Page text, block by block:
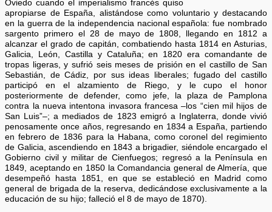
Oviedo cuando el imperialismo francés quiso
apropiarse de España, alistándose como voluntario y destacando
en la guerra de la independencia nacional española: fue nombrado
sargento primero el 28 de mayo de 1808, llegando en 1812 a
alcanzar el grado de capitán, combatiendo hasta 1814 en Asturias,
Galicia, León, Castilla y Cataluña; en 1820 era comandante de
tropas ligeras, y sufrió seis meses de prisión en el castillo de San
Sebastián, de Cádiz, por sus ideas liberales; fugado del castillo
participó en el alzamiento de Riego, y le cupo el honor
posteriormente de defender, como jefe, la plaza de Pamplona
contra la nueva intentona invasora francesa –los “cien mil hijos de
San Luis”–; a mediados de 1823 emigró a Inglaterra, donde vivió
penosamente once años, regresando en 1834 a España, partiendo
en febrero de 1836 para la Habana, como coronel del regimiento
de Galicia, ascendiendo en 1843 a brigadier, siéndole encargado el
Gobierno civil y militar de Cienfuegos; regresó a la Península en
1849, aceptando en 1850 la Comandancia general de Almería, que
desempeñó hasta 1851, en que se estableció en Madrid como
general de brigada de la reserva, dedicándose exclusivamente a la
educación de su hijo; falleció el 8 de mayo de 1870).